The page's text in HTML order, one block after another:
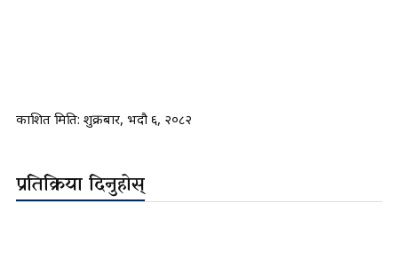
प्रकाशित मिति: शुक्रबार, भदौ ६, २०८२
प्रतिक्रिया दिनुहोस्